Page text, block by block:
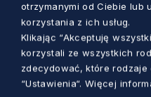
otrzymanymi od Ciebie lub
korzystania z ich usług.
Klikając “Akceptuję
korzystali ze wszystkich
zdecydować, które
“Ustawienia“. Więcej